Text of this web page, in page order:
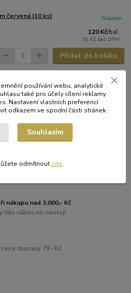
červená [10 ks]
120 Kč/bal.
99 Kč bez DPH
Skladem
Přidat do košíku
120 Kč
99 Kč
Skladem
objednávky
nákupu nad 3.000,- Kč
Vás vůbec nic nestojí
dopravy 79,- Kč
používání webu, analytické
také pro účely cílení reklamy
Nastavení vlastních preferencí
odkazem ve spodní části stránek.
Souhlasím
odmítnout zde.